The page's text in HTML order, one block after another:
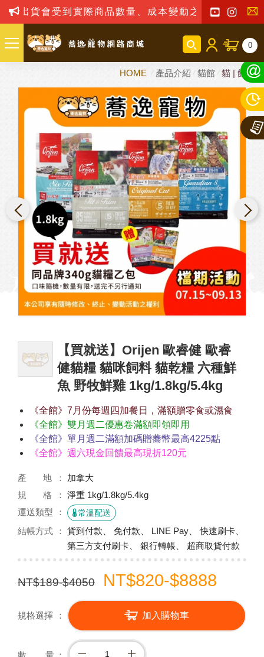
會受到實際商品數量、成本變動之影響，我司保留訂
聯
我
們
0
HOME 產品介紹 貓館 貓 | 飼料
【買就送】Orijen 歐睿健 歐睿
健貓糧 貓咪飼料 貓乾糧 六種鮮
魚 野牧鮮雞 1kg/1.8kg/5.4kg
《全館》7月份每週四加餐日，滿額贈零食或濕食
《全館》雙月週二優惠卷滿額即領即用
《全館》單月週二滿額加碼贈蕎幣最高4225點
《全館》週六現金回饋最高現折120元
產 地
加拿大
規 格
淨重 1kg/1.8kg/5.4kg
運送類型
常溫配送
結帳方式
貨到付款、 免付款、 LINE Pay、 快速刷卡、
第三方支付刷卡、 銀行轉帳、 超商取貨付款
NT$189-$4050 NT$820-$8888
規格選擇 加入購物車
數 量